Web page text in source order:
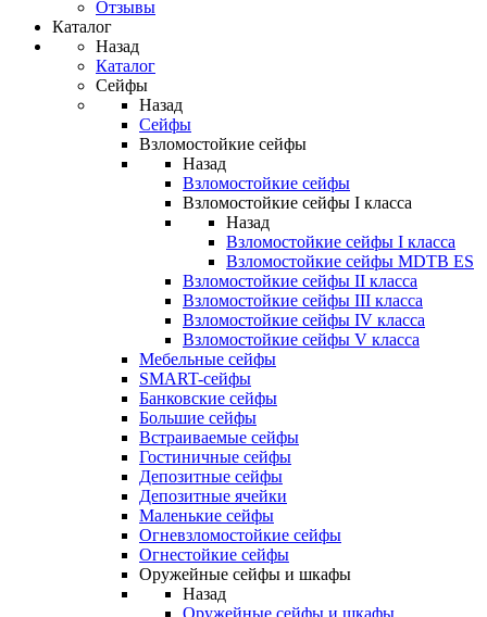
Отзывы
Каталог
Назад
Каталог
Сейфы
Назад
Сейфы
Взломостойкие сейфы
Назад
Взломостойкие сейфы
Взломостойкие сейфы I класса
Назад
Взломостойкие сейфы I класса
Взломостойкие сейфы MDTB ES
Взломостойкие сейфы II класса
Взломостойкие сейфы III класса
Взломостойкие сейфы IV класса
Взломостойкие сейфы V класса
Мебельные сейфы
SMART-сейфы
Банковские сейфы
Большие сейфы
Встраиваемые сейфы
Гостиничные сейфы
Депозитные сейфы
Депозитные ячейки
Маленькие сейфы
Огневзломостойкие сейфы
Огнестойкие сейфы
Оружейные сейфы и шкафы
Назад
Оружейные сейфы и шкафы